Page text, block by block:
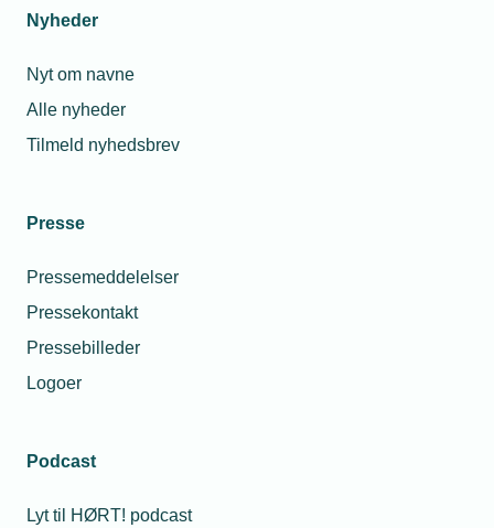
Nyheder
Nyt om navne
Alle nyheder
Tilmeld nyhedsbrev
Presse
Pressemeddelelser
Pressekontakt
Pressebilleder
Logoer
Podcast
Lyt til HØRT! podcast